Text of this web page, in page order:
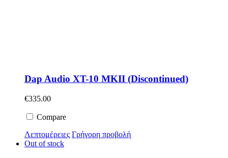
Dap Audio XT-10 MKII (Discontinued)
€335.00
Compare
Λεπτομέρειες Γρήγορη προβολή
Out of stock